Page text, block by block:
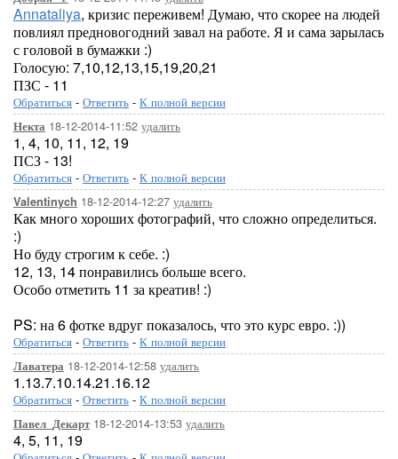
Annataliya, кризис переживем! Думаю, что скорее на людей
повлиял предновогодний завал на работе. Я и сама зарылась
с головой в бумажки :)
Голосую: 7,10,12,13,15,19,20,21
ПЗС - 11
Обратиться - Ответить - К полной версии
Некта 18-12-2014-11:52 удалить
1, 4, 10, 11, 12, 19
ПСЗ - 13!
Обратиться - Ответить - К полной версии
Valentinych 18-12-2014-12:27 удалить
Как много хороших фотографий, что сложно определиться.
:)
Но буду строгим к себе. :)
12, 13, 14 понравились больше всего.
Особо отметить 11 за креатив! :)
PS: на 6 фотке вдруг показалось, что это курс евро. :))
Обратиться - Ответить - К полной версии
Лаватера 18-12-2014-12:58 удалить
1.13.7.10.14.21.16.12
Обратиться - Ответить - К полной версии
Павел_Декарт18-12-2014-13:53 удалить
4, 5, 11, 19